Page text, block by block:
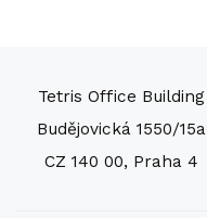
Tetris Office Building
Budějovická 1550/15a
CZ 140 00, Praha 4